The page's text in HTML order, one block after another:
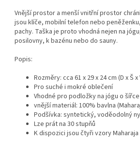
Vnější prostor a menší vnitřní prostor
jsou klíče, mobilní telefon nebo
pachy. Taška je proto vhodná nejen na
posilovny, k bazénu nebo do sauny.
Popis:
Rozměry: cca 61 x 29 x 24 cm (D x Š x
Pro suché i mokré oblečení
Vhodné pro podložky na jógu o
vnější materiál: 100% bavlna
Podšívka: syntetický, voděodolný
Lze prát na 30 stupňů
K dispozici jsou čtyři vzory Maharaja